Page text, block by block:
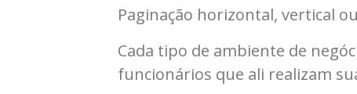
Paginação horizontal, vertical
Cada tipo de ambiente de
funcionários que ali realizam